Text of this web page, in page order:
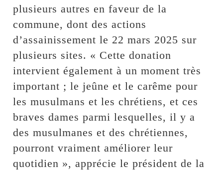
plusieurs autres en faveur de la
commune, dont des actions
d’assainissement le 22 mars 2025 sur
plusieurs sites. « Cette donation
intervient également à un moment très
important ; le jeûne et le carême pour
les musulmans et les chrétiens, et ces
braves dames parmi lesquelles, il y a
des musulmanes et des chrétiennes,
pourront vraiment améliorer leur
quotidien », apprécie le président de la